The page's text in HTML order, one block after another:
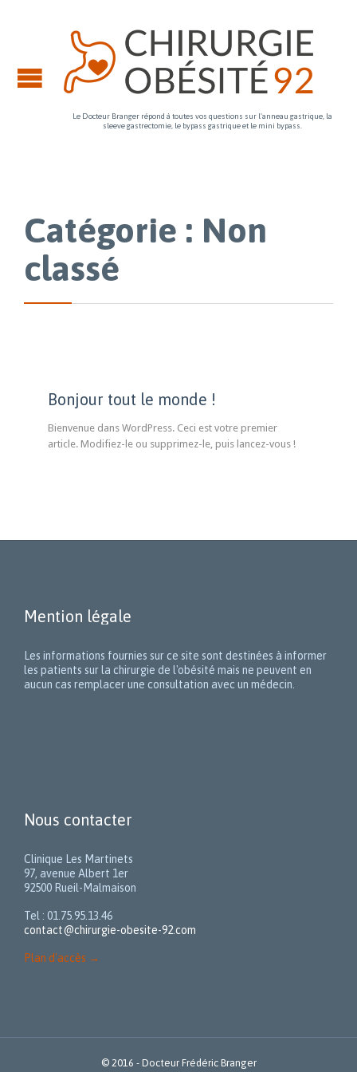
Le Docteur Branger répond à toutes vos questions sur l'anneau gastrique, la
sleeve gastrectomie, le bypass gastrique et le mini bypass.
Catégorie : Non
classé
Bonjour tout le monde !
Bienvenue dans WordPress. Ceci est votre premier
article. Modifiez-le ou supprimez-le, puis lancez-vous !
Mention légale
Les informations fournies sur ce site sont destinées à informer
les patients sur la chirurgie de l'obésité mais ne peuvent en
aucun cas remplacer une consultation avec un médecin.
Nous contacter
Clinique Les Martinets
97, avenue Albert 1er
92500 Rueil-Malmaison
Tel : 01.75.95.13.46
contact@chirurgie-obesite-92.com
Plan d'accès →
© 2016 - Docteur Frédéric Branger